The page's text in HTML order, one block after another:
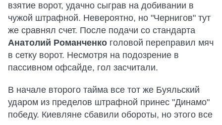
взятие ворот, удачно сыграв на добивании в
чужой штрафной. Невероятно, но "Чернигов" тут
же сравнял счет. После подачи со стандарта
Анатолий Романченко головой переправил мяч
в сетку ворот. Несмотря на подозрение в
пассивном офсайде, гол засчитали.
В начале второго тайма все тот же Буяльский
ударом из пределов штрафной принес "Динамо"
победу. Киевляне сбавили обороты, но этого все